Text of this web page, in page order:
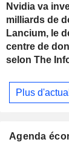
Nvidia va
milliards de
Lancium, le
centre de
selon The
Plus
Agenda